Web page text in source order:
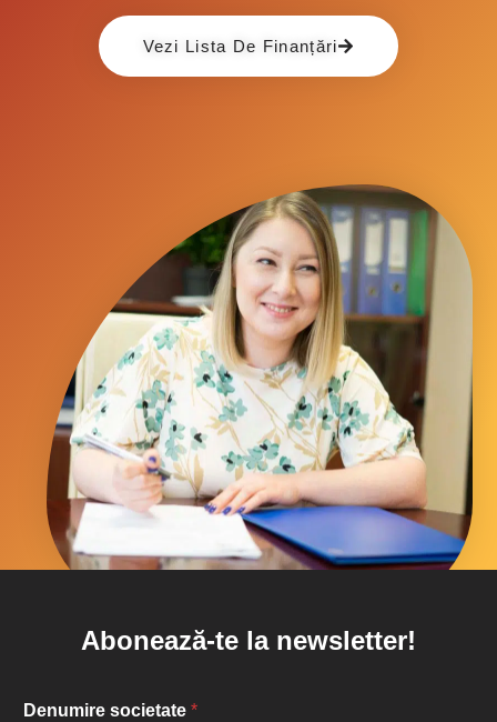
Vezi Lista De Finanțări
Abonează-te la newsletter!
Denumire societate *